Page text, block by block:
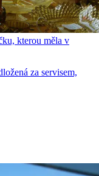
kterou měla v
za servisem,